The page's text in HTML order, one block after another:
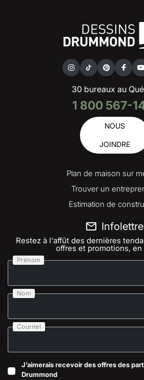
30 bureaux au
1 800 567-
NOUS
JOINDRE
Plan de maison sur
Trouver un
Estimation de
Infolettre
Restez à l'affût des dernières
offres et promotions, en
Prénom
Nom
Courriel
J’aimerais recevoir des offres des
Drummond